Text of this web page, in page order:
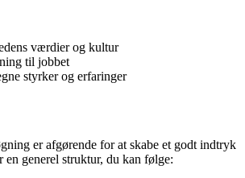
værdier og kultur
til jobbet
styrker og erfaringer
er afgørende for at skabe et godt indtryk
en generel struktur, du kan følge: